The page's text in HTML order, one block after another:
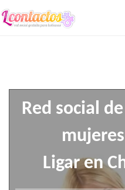
Red social
Ligar en